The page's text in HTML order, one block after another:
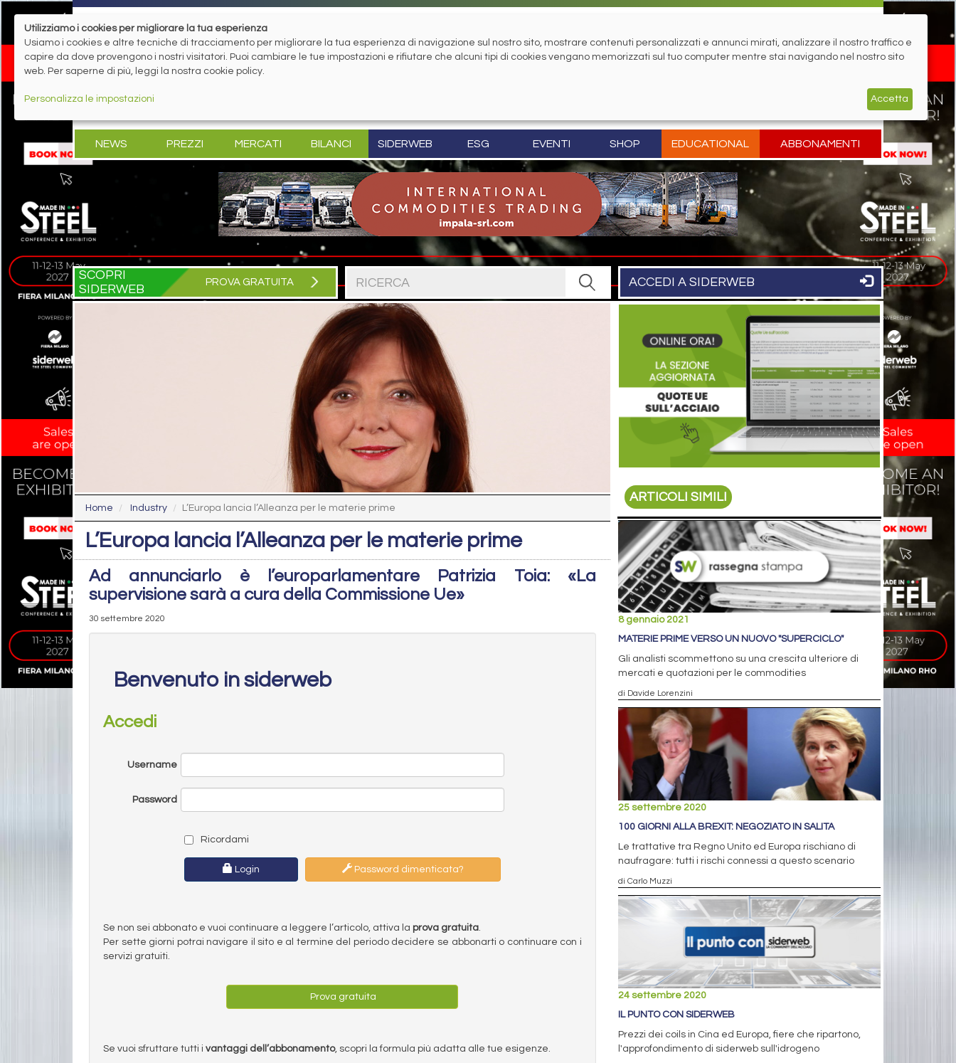
NEWS PREZZI MERCATI BILANCI SIDERWEB ESG EVENTI SHOP EDUCATIONAL ABBONAMENTI
SCOPRI
SIDERWEB
PROVA GRATUITA ACCEDI A SIDERWEB
Home Industry L’Europa lancia l’Alleanza per le materie prime
L’Europa lancia l’Alleanza per le materie prime
Ad annunciarlo è l’europarlamentare Patrizia Toia: «La
supervisione sarà a cura della Commissione Ue»
30 settembre 2020
Benvenuto in siderweb
Accedi
Username
Password
Ricordami
Login Password dimenticata?
Se non sei abbonato e vuoi continuare a leggere l’articolo, attiva la prova gratuita.
Per sette giorni potrai navigare il sito e al termine del periodo decidere se abbonarti o continuare con i
servizi gratuiti.
Prova gratuita
Se vuoi sfruttare tutti i vantaggi dell’abbonamento, scopri la formula più adatta alle tue esigenze.
ARTICOLI SIMILI
8 gennaio 2021
MATERIE PRIME VERSO UN NUOVO "SUPERCICLO"
Gli analisti scommettono su una crescita ulteriore di
mercati e quotazioni per le commodities
di Davide Lorenzini
25 settembre 2020
100 GIORNI ALLA BREXIT: NEGOZIATO IN SALITA
Le trattative tra Regno Unito ed Europa rischiano di
naufragare: tutti i rischi connessi a questo scenario
di Carlo Muzzi
24 settembre 2020
IL PUNTO CON SIDERWEB
Prezzi dei coils in Cina ed Europa, fiere che ripartono,
l'approfondimento di siderweb sull'idrogeno
Utilizziamo i cookies per migliorare la tua esperienza
Usiamo i cookies e altre tecniche di tracciamento per migliorare la tua esperienza di navigazione sul nostro sito, mostrare contenuti personalizzati e annunci mirati, analizzare il nostro traffico e
capire da dove provengono i nostri visitatori. Puoi cambiare le tue impostazioni e rifiutare che alcuni tipi di cookies vengano memorizzati sul tuo computer mentre stai navigando nel nostro sito
web. Per saperne di più, leggi la nostra cookie policy.
Personalizza le impostazioni Accetta